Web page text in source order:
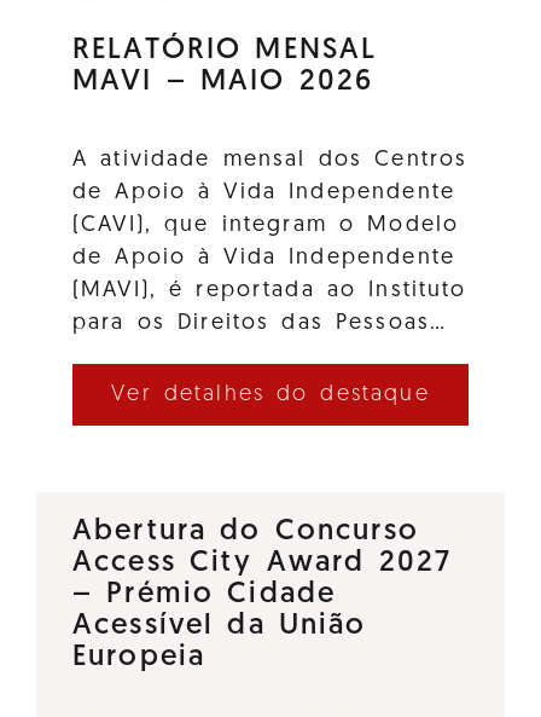
RELATÓRIO MENSAL
MAVI – MAIO 2026
A atividade mensal dos Centros
de Apoio à Vida Independente
(CAVI), que integram o Modelo
de Apoio à Vida Independente
(MAVI), é reportada ao Instituto
para os Direitos das Pessoas…
Ver detalhes do destaque
Abertura do Concurso
Access City Award 2027
– Prémio Cidade
Acessível da União
Europeia